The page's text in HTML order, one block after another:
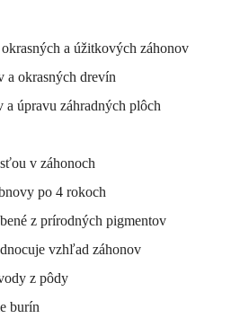
a úžitkových záhonov
a okrasných drevín
a úpravu záhradných plôch
v záhonoch
po 4 rokoch
z prírodných pigmentov
vzhľad záhonov
z pôdy
burín